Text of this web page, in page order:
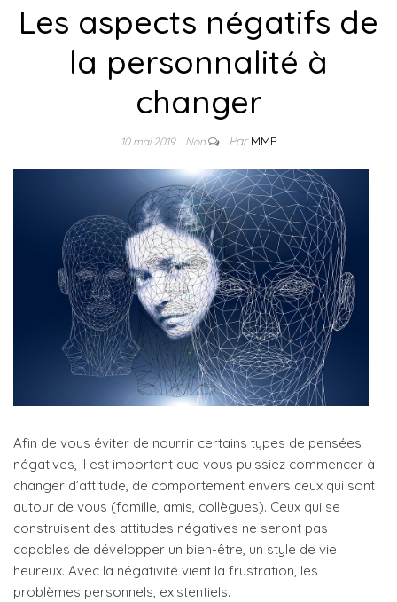
Les aspects négatifs de
la personnalité à
changer
10 mai 2019 Non ParMMF
Afin de vous éviter de nourrir certains types de pensées
négatives, il est important que vous puissiez commencer à
changer d’attitude, de comportement envers ceux qui sont
autour de vous (famille, amis, collègues). Ceux qui se
construisent des attitudes négatives ne seront pas
capables de développer un bien-être, un style de vie
heureux. Avec la négativité vient la frustration, les
problèmes personnels, existentiels.